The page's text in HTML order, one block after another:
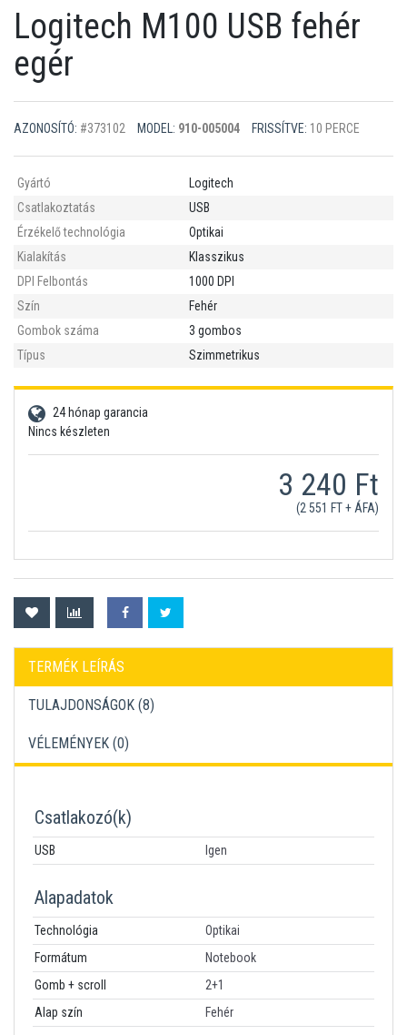
Logitech M100 USB fehér
egér
AZONOSÍTÓ: #373102 MODEL: 910-005004 FRISSÍTVE: 10 PERCE
Gyártó
Logitech
Csatlakoztatás
USB
Érzékelő technológia
Optikai
Kialakítás
Klasszikus
DPI Felbontás
1000 DPI
Szín
Fehér
Gombok száma
3 gombos
Típus
Szimmetrikus
24 hónap garancia
Nincs készleten
3 240 Ft
(2 551 FT + ÁFA)
TERMÉK LEÍRÁS
TULAJDONSÁGOK (8)
VÉLEMÉNYEK (0)
Csatlakozó(k)
USB Igen
Alapadatok
Technológia
Optikai
Formátum
Notebook
Gomb + scroll
2+1
Alap szín
Fehér